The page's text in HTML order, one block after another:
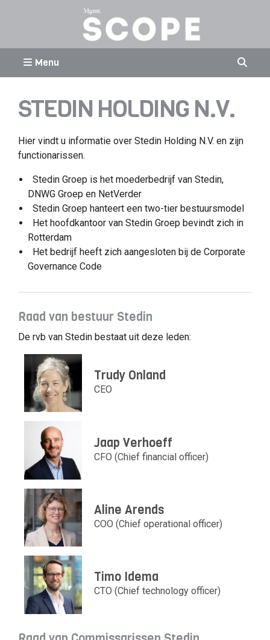
Menu
STEDIN HOLDING N.V.
Hier vindt u informatie over Stedin Holding N.V. en zijn
functionarissen.
Stedin Groep is het moederbedrijf van Stedin,
DNWG Groep en NetVerder
Stedin Groep hanteert een two-tier bestuursmodel
Het hoofdkantoor van Stedin Groep bevindt zich in
Rotterdam
Het bedrijf heeft zich aangesloten bij de Corporate
Governance Code
Raad van bestuur Stedin
De rvb van Stedin bestaat uit deze leden:
Trudy Onland
CEO
Jaap Verhoeff
CFO (Chief financial officer)
Aline Arends
COO (Chief operational officer)
Timo Idema
CTO (Chief technology officer)